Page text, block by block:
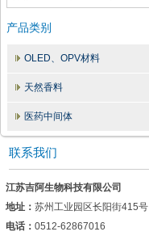
产品类别
OLED、OPV材料
天然香料
医药中间体
联系我们
江苏吉阿生物科技有限公司
地址： 苏州工业园区长阳街415号
电话： 0512-62867016